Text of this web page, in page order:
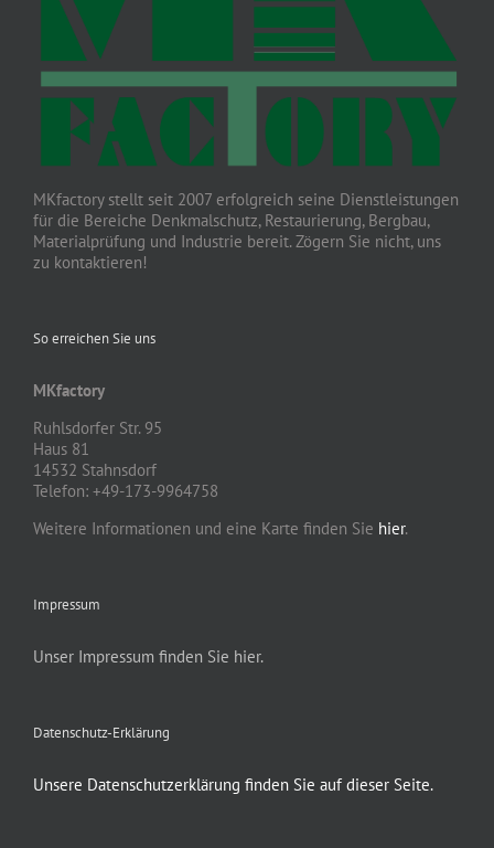
MKfactory stellt seit 2007 erfolgreich seine Dienstleistungen
für die Bereiche Denkmalschutz, Restaurierung, Bergbau,
Materialprüfung und Industrie bereit. Zögern Sie nicht, uns
zu kontaktieren!
So erreichen Sie uns
MKfactory
Ruhlsdorfer Str. 95
Haus 81
14532 Stahnsdorf
Telefon: +49-173-9964758
Weitere Informationen und eine Karte finden Sie hier.
Impressum
Unser Impressum finden Sie hier.
Datenschutz-Erklärung
Unsere Datenschutzerklärung finden Sie auf dieser Seite.